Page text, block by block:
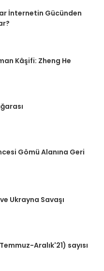
İnternetin Gücünden
Kâşifi: Zheng He
Gömü Alanına Geri
Ukrayna Savaşı
Aralık'21) sayısı